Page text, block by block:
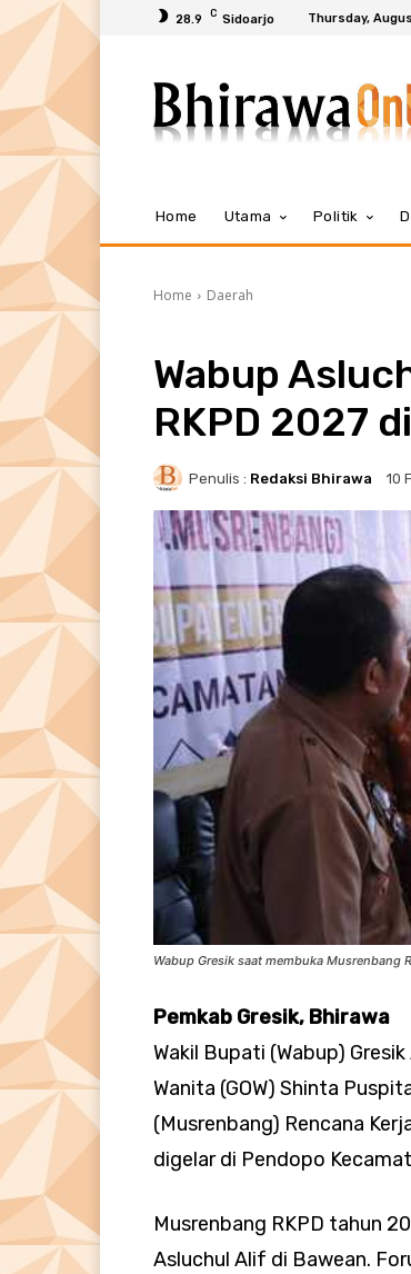
28.9 C Sidoarjo Thursday,
Home Utama Politik
Home Daerah
Wabup
RKPD 2027
Penulis : Redaksi Bhirawa 10
Wabup Gresik saat membuka Musrenbang
Pemkab Gresik, Bhirawa
Wakil Bupati (Wabup)
Wanita (GOW) Shinta
(Musrenbang) Rencana
digelar di Pendopo
Musrenbang RKPD tahun
Asluchul Alif di Bawean.